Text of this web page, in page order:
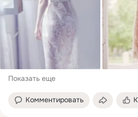
Показать еще
Комментировать